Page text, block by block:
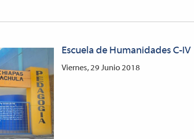
Escuela de Humanidades C-IV
Viernes, 29 Junio 2018